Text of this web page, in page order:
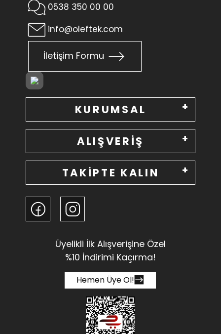
0538 350 00 00
info@oleftek.com
İletişim Formu
KURUMSAL
ALIŞVERİŞ
TAKİPTE KALIN
Üyelikli İlk Alışverişine Özel
%10 İndirimi Kaçırma!
Hemen Üye Ol!